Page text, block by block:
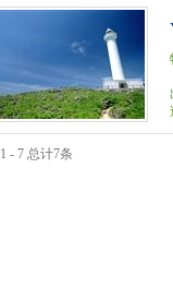
1 - 7 总计7条